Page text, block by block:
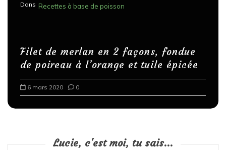
Dans Recettes à base de poisson
Filet de merlan en 2 façons, fondue
de poireau à l’orange et tuile épicée
6 mars 2020 0
Lucie, c'est moi, tu sais...